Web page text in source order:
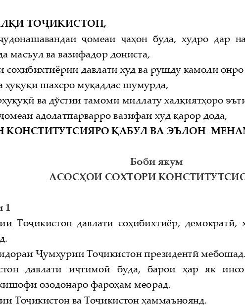
ҚИ ТО  ҶИКИСТОН,
ҷудонашавандаи ҷомеаи    ҷаҳон буда,худро дар
масъул ва вазифадор дониста,
соҳибихтиёрии давлати худ ва рушду камоли
ҳу қуқишахсро муқаддас шумурда,
ҳу қуқӣва д  ўстии тамоми миллату халқиятҳоро
ҷомеаи адолатпарварро вазифаи худ қарор дода,
КОНСТИТУТСИЯРО ҚАБУЛ ВА ЭЪЛОН
Боби   якум
АСОС  ҲОИ СОХТОРИ
1
Тоҷикистон давлати соҳибихтиёр, демократӣ,
Ҷумҳурии Тоҷикистон президентӣ мебошад.
давлати  иҷтимо  ӣбуда,  барои
ҳар  як
озодонаро фароҳам меорад.
Тоҷикистон ва Тоҷикистон ҳаммаъноянд.